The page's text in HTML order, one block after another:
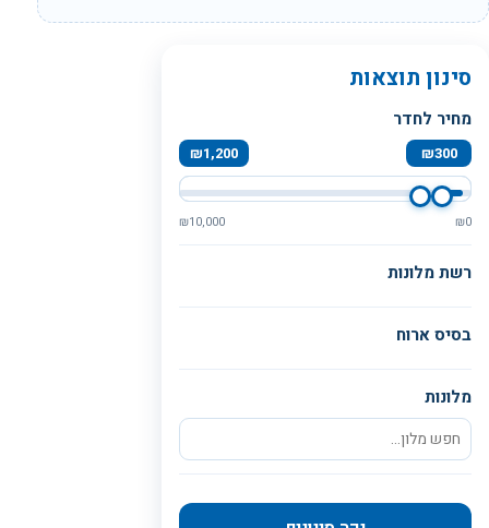
סינון תוצאות
מחיר לחדר
₪300
₪1,200
₪0
₪10,000
רשת מלונות
בסיס ארוח
מלונות